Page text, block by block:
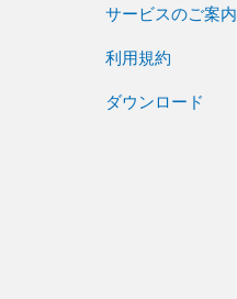
サービスのご案内
利用規約
ダウンロード